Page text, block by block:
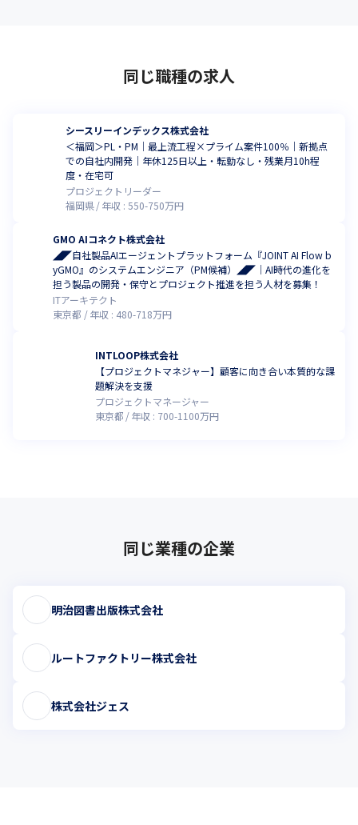
同じ職種の求人
シースリーインデックス株式会社
＜福岡＞PL・PM｜最上流工程×プライム案件100％｜新拠点
での自社内開発｜年休125日以上・転勤なし・残業月10h程
度・在宅可
プロジェクトリーダー
福岡県
年収 :550-750万円
GMO AIコネクト株式会社
◢◤自社製品AIエージェントプラットフォーム『JOINT AI Flow b
yGMO』のシステムエンジニア（PM候補）◢◤｜AI時代の進化を
担う製品の開発・保守とプロジェクト推進を担う人材を募集！
ITアーキテクト
東京都
年収 : 480-718万円
INTLOOP株式会社
【プロジェクトマネジャー】顧客に向き合い本質的な課
題解決を支援
プロジェクトマネージャー
東京都
年収 : 700-1100万円
同じ業種の企業
明治図書出版株式会社
ルートファクトリー株式会社
株式会社ジェス